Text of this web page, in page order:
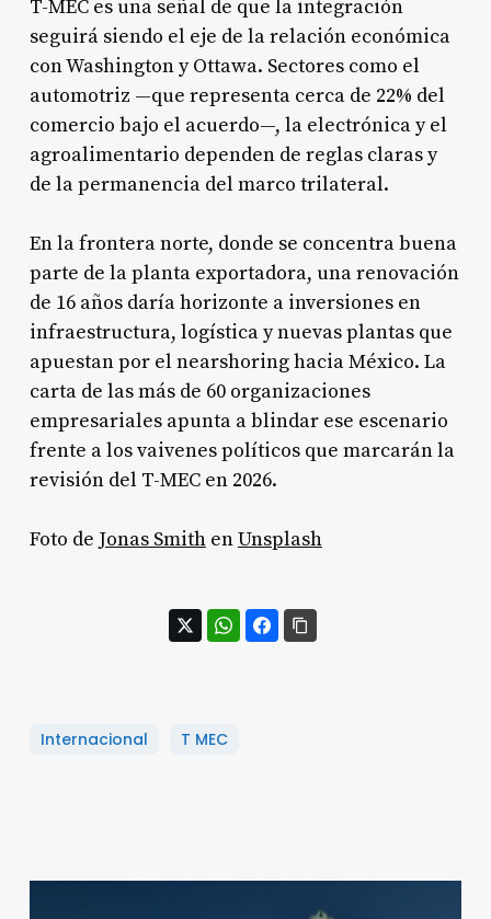
T-MEC es una señal de que la integración
seguirá siendo el eje de la relación económica
con Washington y Ottawa. Sectores como el
automotriz —que representa cerca de 22% del
comercio bajo el acuerdo—, la electrónica y el
agroalimentario dependen de reglas claras y
de la permanencia del marco trilateral.
En la frontera norte, donde se concentra buena
parte de la planta exportadora, una renovación
de 16 años daría horizonte a inversiones en
infraestructura, logística y nuevas plantas que
apuestan por el nearshoring hacia México. La
carta de las más de 60 organizaciones
empresariales apunta a blindar ese escenario
frente a los vaivenes políticos que marcarán la
revisión del T-MEC en 2026.
Foto de Jonas SmithenUnsplash
Internacional T MEC